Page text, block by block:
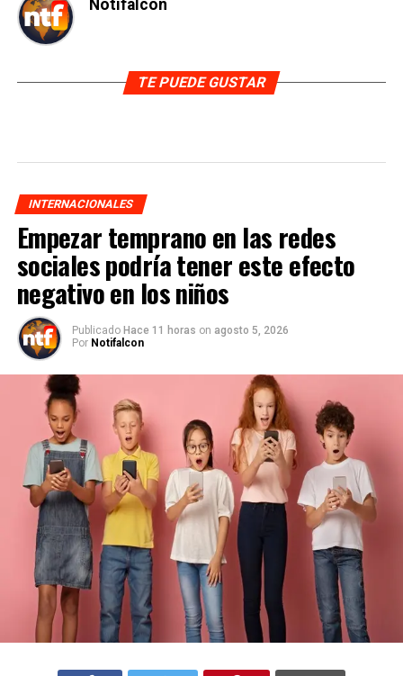
Notifalcon
TE PUEDE GUSTAR
INTERNACIONALES
Empezar temprano en las redes
sociales podría tener este efecto
negativo en los niños
Publicado Hace 11 horas on agosto 5, 2026
Por Notifalcon